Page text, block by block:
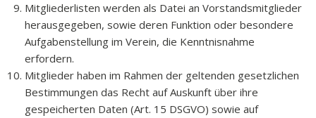
Mitgliederlisten werden als Datei an Vorstandsmitglieder
herausgegeben, sowie deren Funktion oder besondere
Aufgabenstellung im Verein, die Kenntnisnahme
erfordern.
Mitglieder haben im Rahmen der geltenden gesetzlichen
Bestimmungen das Recht auf Auskunft über ihre
gespeicherten Daten (Art. 15 DSGVO) sowie auf